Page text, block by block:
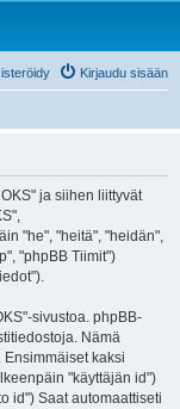
Kirjaudu sisään
ja siihen liittyvät
"he", "heitä", "heidän",
"phpBB Tiimit")
sivustoa. phpBB-
Nämä
kaksi
"käyttäjän id")
id") Saat automaattiseti